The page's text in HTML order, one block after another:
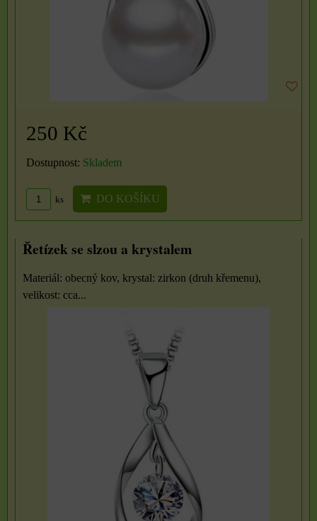
250 Kč
Dostupnost: Skladem
ks DO KOŠÍKU
Řetízek se slzou a krystalem
Materiál: obecný kov, krystal: zirkon (druh křemenu),
velikost: cca...